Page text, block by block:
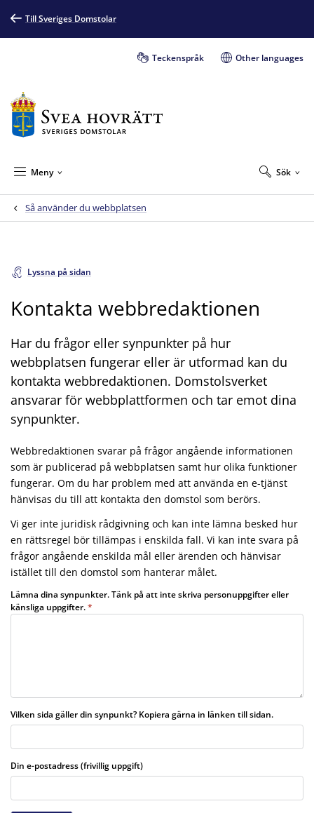
Till Sveriges Domstolar
Teckenspråk Other languages
Sök
Meny
Så använder du webbplatsen
Lyssna på sidan
Kontakta webbredaktionen
Har du frågor eller synpunkter på hur
webbplatsen fungerar eller är utformad kan du
kontakta webbredaktionen. Domstolsverket
ansvarar för webbplattformen och tar emot dina
synpunkter.
Webbredaktionen svarar på frågor angående informationen
som är publicerad på webbplatsen samt hur olika funktioner
fungerar. Om du har problem med att använda en e-tjänst
hänvisas du till att kontakta den domstol som berörs.
Vi ger inte juridisk rådgivning och kan inte lämna besked hur
en rättsregel bör tillämpas i enskilda fall. Vi kan inte svara på
frågor angående enskilda mål eller ärenden och hänvisar
istället till den domstol som hanterar målet.
Lämna dina synpunkter. Tänk på att inte skriva personuppgifter eller
känsliga uppgifter.
Vilken sida gäller din synpunkt? Kopiera gärna in länken till sidan.
Din e-postadress (frivillig uppgift)